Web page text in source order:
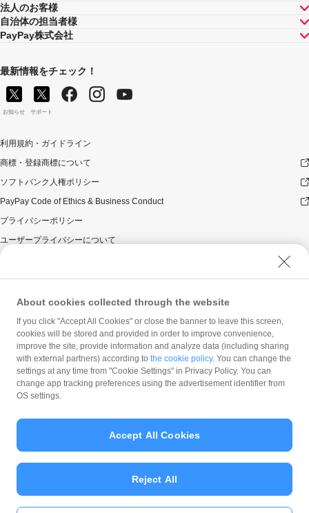
法人のお客様
自治体の担当者様
PayPay株式会社
最新情報をチェック！
お知らせ サポート
利用規約・ガイドライン
商標・登録商標について
ソフトバンク人権ポリシー
PayPay Code of Ethics & Business Conduct
プライバシーポリシー
ユーザープライバシーについて
ウェブサイト利用規約
反社会的勢力に対する方針
勧誘方針
マネロン等基本方針
カスタマーハラスメントに関する当社の考え方
© PayPay Corporation
About cookies collected through the website
If you click "Accept All Cookies" or close the banner to leave this screen,
cookies will be stored and provided in order to improve convenience,
improve the site, provide information and analyze data (including sharing
with external partners) according to the cookie policy. You can change the
settings at any time from "Cookie Settings" in Privacy Policy. You can
change app tracking preferences using the advertisement identifier from
OS settings.
Reject All
Accept All Cookies